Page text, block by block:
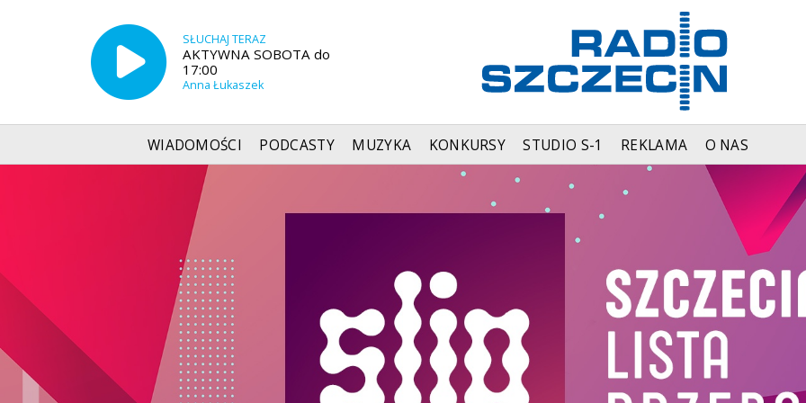
SŁUCHAJ TERAZ
AKTYWNA SOBOTA do
17:00
Anna Łukaszek
WIADOMOŚCI PODCASTY MUZYKA KONKURSY STUDIO S-1 REKLAMA O NAS